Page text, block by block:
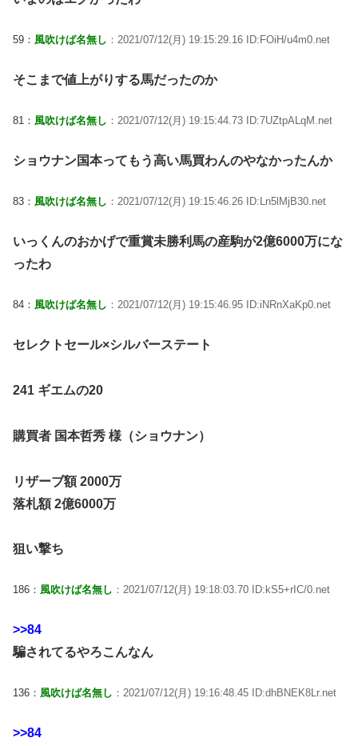
59： 風吹けば名無し ：2021/07/12(月) 19:15:29.16 ID:FOiH/u4m0.net
そこまで値上がりする馬だったのか
81： 風吹けば名無し ：2021/07/12(月) 19:15:44.73 ID:7UZtpALqM.net
ショウナン国本ってもう高い馬買わんのやなかったんか
83： 風吹けば名無し ：2021/07/12(月) 19:15:46.26 ID:Ln5lMjB30.net
いっくんのおかげで重賞未勝利馬の産駒が2億6000万にな
ったわ
84： 風吹けば名無し ：2021/07/12(月) 19:15:46.95 ID:iNRnXaKp0.net
セレクトセール×シルバーステート
241 ギエムの20
購買者 国本哲秀 様（ショウナン）
リザーブ額 2000万
落札額 2億6000万
狙い撃ち
186： 風吹けば名無し ：2021/07/12(月) 19:18:03.70 ID:kS5+rIC/0.net
>>84
騙されてるやろこんなん
136： 風吹けば名無し ：2021/07/12(月) 19:16:48.45 ID:dhBNEK8Lr.net
>>84